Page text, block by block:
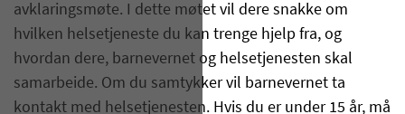
avklaringsmøte. I dette møtet vil dere snakke om
hvilken helsetjeneste du kan trenge hjelp fra, og
hvordan dere, barnevernet og helsetjenesten skal
samarbeide. Om du samtykker vil barnevernet ta
kontakt med helsetjenesten. Hvis du er under 15 år, må